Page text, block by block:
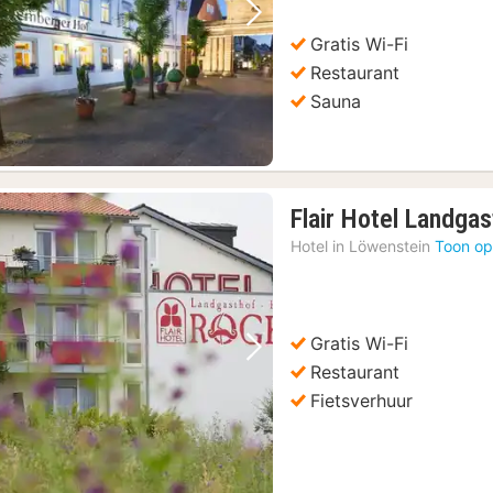
Vorige foto Volgende foto
Gratis Wi-Fi
Restaurant
Sauna
Vorige foto Volgende foto
Flair Hotel
Hotel in Löwenstein Toon
Gratis Wi-Fi
Restaurant
Fietsverhuur